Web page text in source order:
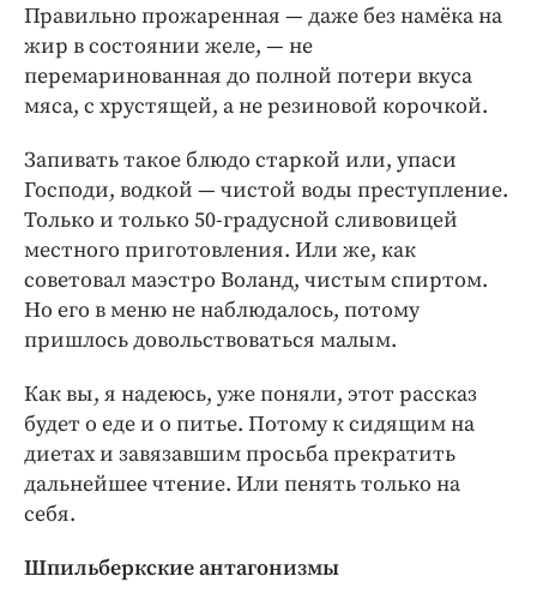
Правильно прожаренная — даже без намёка на
жир в состоянии желе, — не
перемаринованная до полной потери вкуса
мяса, с хрустящей, а не резиновой корочкой.
Запивать такое блюдо старкой или, упаси
Господи, водкой — чистой воды преступление.
Только и только 50-градусной сливовицей
местного приготовления. Или же, как
советовал маэстро Воланд, чистым спиртом.
Но его в меню не наблюдалось, потому
пришлось довольствоваться малым.
Как вы, я надеюсь, уже поняли, этот рассказ
будет о еде и о питье. Потому к сидящим на
диетах и завязавшим просьба прекратить
дальнейшее чтение. Или пенять только на
себя.
Шпильберкские антагонизмы